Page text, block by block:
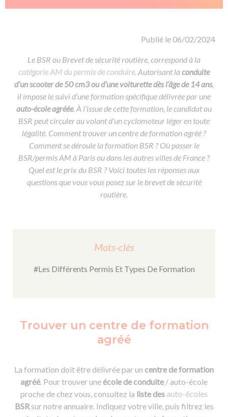
Formations pro.
Formation CACES
Devenir enseignant de la conduite
Publié le 06/02/2024
Le BSR ou Brevet de sécurité routière, correspond à la
catégorie AM du permis de conduire. Autorisant laconduite
d’un scooter de 50 cm3 ou d’une voiturette dès l’âge de 14 ans,
il impose le suivi d’une formation spécifique délivrée par une
auto-école agréée. À l’issue de cette formation, le candidat au
BSR peut circuler au volant d’un cyclomoteur léger en toute
légalité. Comment trouver un centre de formation agréé ?
Comment se déroule la formation BSR ? Où passer le
BSR/permis AM à Paris ou dans les autres villes de France ?
Quel est le prix du BSR ? Voici toutes les réponses aux
questions que vous vous posez sur le brevet de sécurité
routière.
Mots-clés
#Les Différents Permis Et Types De Formation
Trouver un centre de formation
agréé
La formation doit être délivrée par un centre de formation
agréé. Pour trouver uneécole de conduite / auto-école
proche de chez vous, consultez la liste des auto-écoles
BSRsur notre annuaire. Indiquez votre ville, puis filtrez les